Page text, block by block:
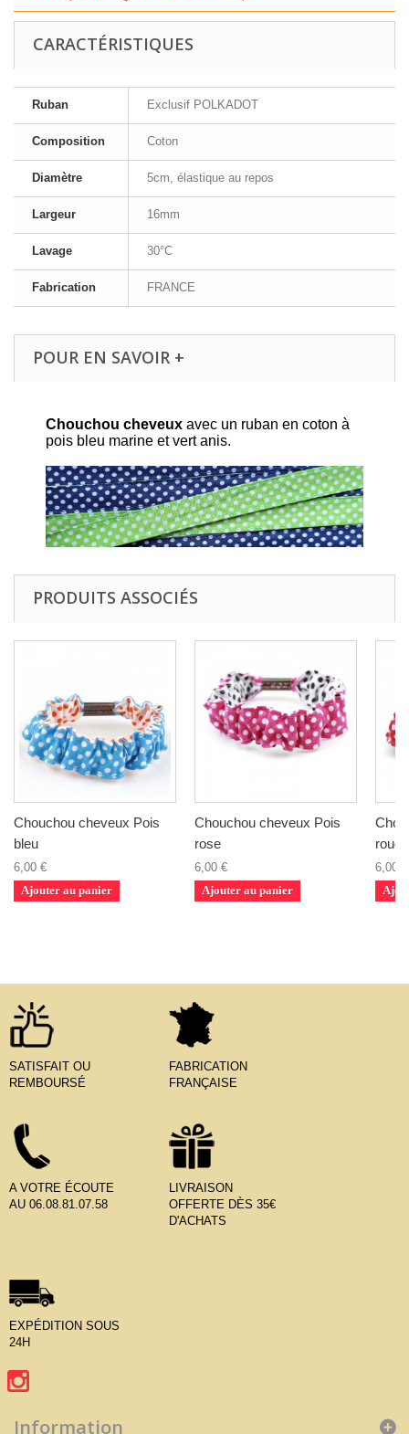
CARACTÉRISTIQUES
Ruban Exclusif POLKADOT
Composition Coton
Diamètre 5cm, élastique au repos
Largeur 16mm
Lavage 30°C
Fabrication FRANCE
POUR EN SAVOIR +
Chouchou cheveux avec un ruban en coton à
pois bleu marine et vert anis.
PRODUITS ASSOCIÉS
Chouchou cheveux Pois
bleu
6,00 €
Ajouter au panier
Chouchou cheveux Pois
rose
6,00 €
Ajouter au panier
rouge
6,00 €
SATISFAIT OU
REMBOURSÉ
FABRICATION
FRANÇAISE
A VOTRE ÉCOUTE
AU 06.08.81.07.58
LIVRAISON
OFFERTE DÈS 35€
D'ACHATS
EXPÉDITION SOUS
24H
Information